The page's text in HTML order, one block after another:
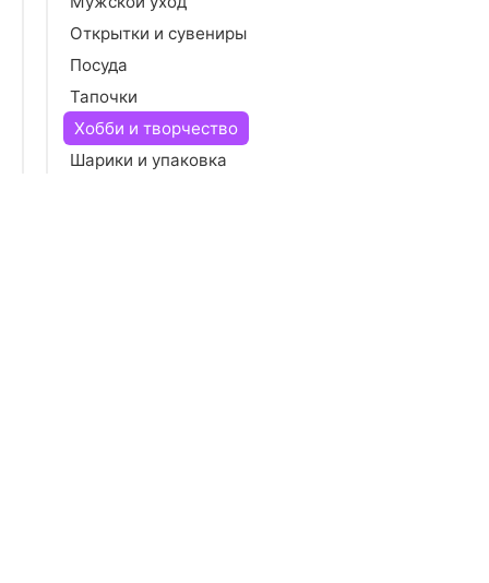
Открытки и сувениры
Посуда
Тапочки
Хобби и творчество
Шарики и упаковка